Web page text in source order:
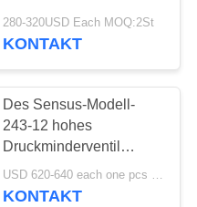
280-320USD Each MOQ:2St
KONTAKT
Des Sensus-Modell-
243-12 hohes
Druckminderventil
Fluss-Propan-Regler-
125psi
USD 620-640 each one pcs MOQ:2pcs
KONTAKT